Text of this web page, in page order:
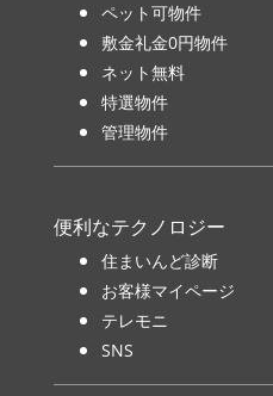
ペット可物件
敷金礼金0円物件
ネット無料
特選物件
管理物件
便利なテクノロジー
住まいんど診断
お客様マイページ
テレモニ
SNS